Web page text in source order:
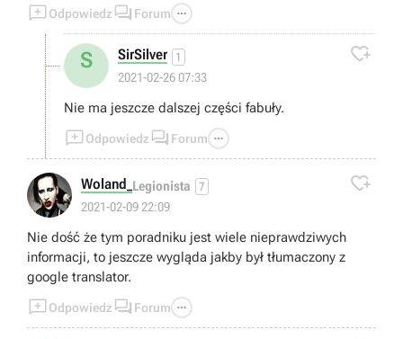
Odpowiedz  Forum 
S SirSilver 1
2021-02-26 07:33

Nie ma jeszcze dalszej części fabuły.
Odpowiedz  Forum 
Woland_ Legionista 7
2021-02-09 22:09

Nie dość że tym poradniku jest wiele nieprawdziwych
informacji, to jeszcze wygląda jakby był tłumaczony z
google translator.
Odpowiedz  Forum 